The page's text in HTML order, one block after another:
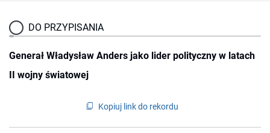
DO PRZYPISANIA
Generał Władysław Anders jako lider polityczny w latach
II wojny światowej
Kopiuj link do rekordu